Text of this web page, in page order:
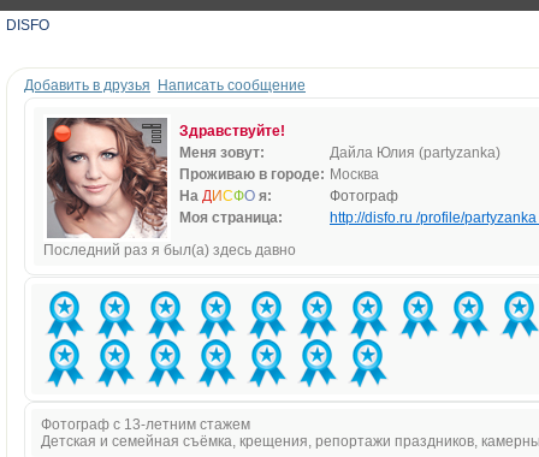
DISFO
Добавить в друзья Написать сообщение
Здравствуйте!
Меня зовут:
Дайла Юлия (partyzanka)
Проживаю в городе: Москва
На ДИСФО я:
Фотограф
Моя страница:
http://disfo.ru /profile/partyzanka
Последний раз я был(а) здесь давно
Фотограф с 13-летним стажем
Детская и семейная съёмка, крещения, репортажи праздников,